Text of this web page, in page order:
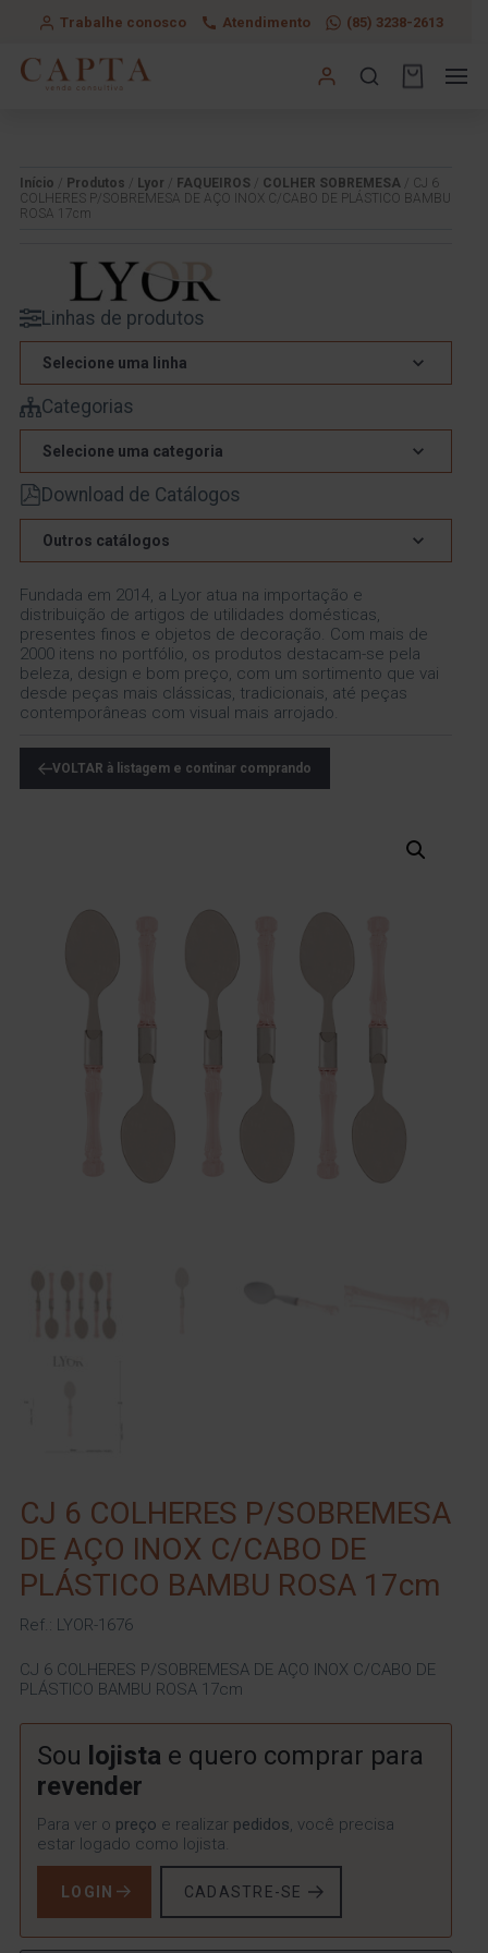
Trabalhe conosco Atendimento (85) 3238-2613
Início Produtos Lyor FAQUEIROS COLHER SOBREMESA / CJ 6
COLHERES P/SOBREMESA DE AÇO INOX C/CABO DE PLÁSTICO BAMBU
ROSA 17cm
Linhas de produtos
Selecione uma linha
Categorias
Selecione uma categoria
Download de Catálogos
Outros catálogos
Fundada em 2014, a Lyor atua na importação e
distribuição de artigos de utilidades domésticas,
presentes finos e objetos de decoração. Com mais de
2000 itens no portfólio, os produtos destacam-se pela
beleza, design e bom preço, com um sortimento que vai
desde peças mais clássicas, tradicionais, até peças
contemporâneas com visual mais arrojado.
VOLTAR à listagem e continar comprando
CJ 6 COLHERES P/SOBREMESA
DE AÇO INOX C/CABO DE
PLÁSTICO BAMBU ROSA 17cm
Ref.: LYOR-1676
CJ 6 COLHERES P/SOBREMESA DE AÇO INOX C/CABO DE
PLÁSTICO BAMBU ROSA 17cm
Sou lojista e quero comprar para
revender
Para ver o preço e realizar pedidos, você precisa
estar logado como lojista.
LOGIN CADASTRE-SE